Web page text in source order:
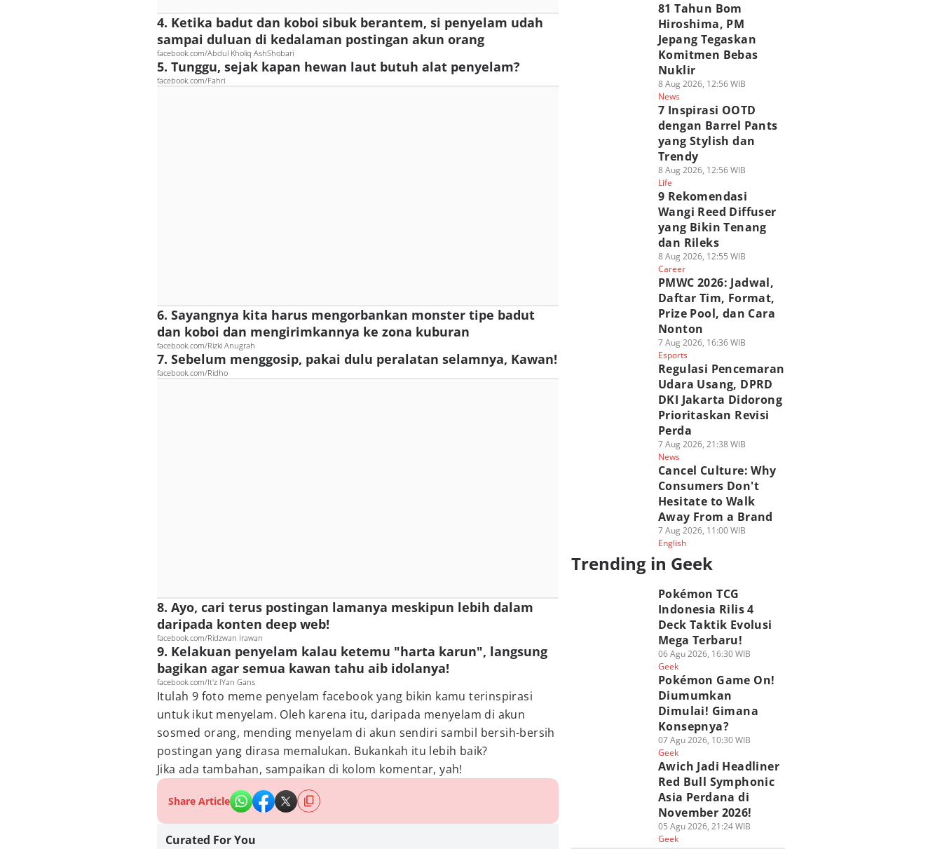
4. Ketika badut dan koboi sibuk berantem, si penyelam udah
sampai duluan di kedalaman postingan akun orang
facebook.com/Abdul Kholiq AshShobari
5. Tunggu, sejak kapan hewan laut butuh alat penyelam?
facebook.com/Fahri
6. Sayangnya kita harus mengorbankan monster tipe badut
dan koboi dan mengirimkannya ke zona kuburan
facebook.com/Rizki Anugrah
7. Sebelum menggosip, pakai dulu peralatan selamnya, Kawan!
facebook.com/Ridho
8. Ayo, cari terus postingan lamanya meskipun lebih dalam
daripada konten deep web!
facebook.com/Ridzwan Irawan
9. Kelakuan penyelam kalau ketemu "harta karun", langsung
bagikan agar semua kawan tahu aib idolanya!
facebook.com/It'z IYan Gans
Itulah 9 foto meme penyelam facebook yang bikin kamu terinspirasi
untuk ikut menyelam. Oleh karena itu, daripada menyelam di akun
sosmed orang, mending menyelam di akun sendiri sambil bersih-bersih
postingan yang dirasa memalukan. Bukankah itu lebih baik?
Jika ada tambahan, sampaikan di kolom komentar, yah!
Share Article
Curated For You
81 Tahun Bom
Hiroshima, PM
Jepang Tegaskan
Komitmen Bebas
Nuklir
8 Aug 2026, 12:56 WIB
News
7 Inspirasi OOTD
dengan Barrel Pants
yang Stylish dan
Trendy
8 Aug 2026, 12:56 WIB
Life
9 Rekomendasi
Wangi Reed Diffuser
yang Bikin Tenang
dan Rileks
8 Aug 2026, 12:55 WIB
Career
PMWC 2026: Jadwal,
Daftar Tim, Format,
Prize Pool, dan Cara
Nonton
7 Aug 2026, 16:36 WIB
Esports
Regulasi Pencemaran
Udara Usang, DPRD
DKI Jakarta Didorong
Prioritaskan Revisi
Perda
7 Aug 2026, 21:38 WIB
News
Cancel Culture: Why
Consumers Don't
Hesitate to Walk
Away From a Brand
7 Aug 2026, 11:00 WIB
English
Trending in Geek
Pokémon TCG
Indonesia Rilis 4
Deck Taktik Evolusi
Mega Terbaru!
06 Agu 2026, 16:30 WIB
Geek
Pokémon Game On!
Diumumkan
Dimulai! Gimana
Konsepnya?
07 Agu 2026, 10:30 WIB
Geek
Awich Jadi Headliner
Red Bull Symphonic
Asia Perdana di
November 2026!
05 Agu 2026, 21:24 WIB
Geek